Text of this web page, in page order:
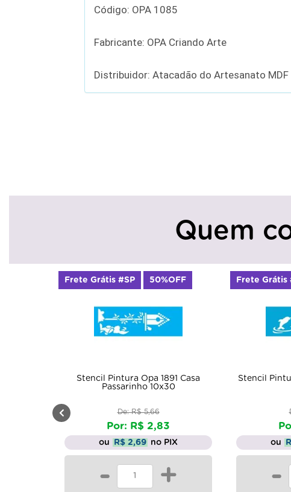
Código: OPA 1085
Fabricante: OPA Criando Arte
Distribuidor: Atacadão do Artesanato MDF
Quem
Stencil Pintura Opa 1891 Casa
Passarinho 10x30
De: R$ 5,66
Por: R$ 2,83
ou R$ 2,69 no PIX
- +
Frete Grátis #SP 50%OFF
Stencil
ou
-
Frete Grátis